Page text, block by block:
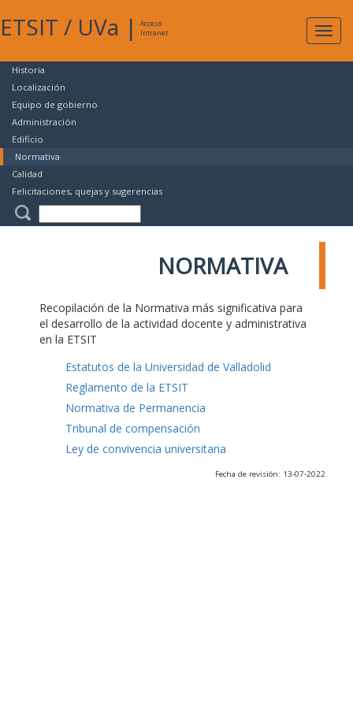
ETSIT / UVa |
Acceso
Intranet
Historia
Localización
Equipo de gobierno
Administración
Edificio
Normativa
Calidad
Felicitaciones, quejas y sugerencias
NORMATIVA
Recopilación de la Normativa más significativa para
el desarrollo de la actividad docente y administrativa
en la ETSIT
Estatutos de la Universidad de Valladolid
Reglamento de la ETSIT
Normativa de Permanencia
Tribunal de compensación
Ley de convivencia universitaria
Fecha de revisión: 13-07-2022